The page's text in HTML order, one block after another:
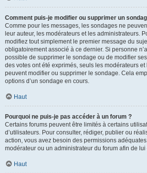
Comment puis-je modifier ou supprimer un
Comme pour les messages, les sondages ne
leur auteur, les modérateurs et les administrateurs.
modifiez tout simplement le premier message du
obligatoirement associé à ce dernier. Si personne
possible de supprimer le sondage ou de modifier
des votes ont été exprimés, seuls les modérateurs
peuvent modifier ou supprimer le sondage. Cela
options d’un sondage en cours.
Haut
Pourquoi ne puis-je pas accéder à un forum ?
Certains forums peuvent être limités à certains
d’utilisateurs. Pour consulter, rédiger, publier ou
action, vous avez besoin des permissions
modérateur ou un administrateur du forum afin de
Haut